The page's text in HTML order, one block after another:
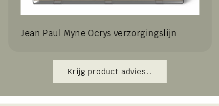
Jean Paul Myne Ocrys verzorgingslijn
Krijg product advies..